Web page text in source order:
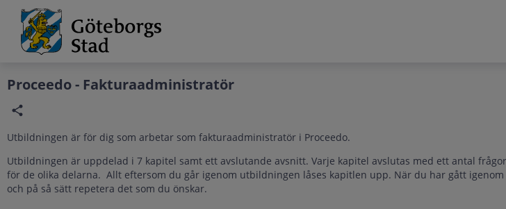
Grade
Portal
Proceedo - Fakturaadministratör
Utbildningen är för dig som arbetar som fakturaadministratör i Proceedo.
Utbildningen är uppdelad i 7 kapitel samt ett avslutande avsnitt. Varje kapitel avslutas med ett antal
för de olika delarna. Allt eftersom du går igenom utbildningen låses kapitlen upp. När du har gått
och på så sätt repetera det som du önskar.